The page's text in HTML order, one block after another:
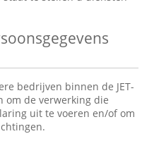
bedrijven binnen de JET-
om de verwerking die
uit te voeren en/of om